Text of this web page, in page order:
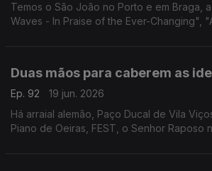
Temos o São João no Porto e em Braga,
Waves - In Praise of the Ever-Changing",
Duas mãos para caberem as
Ep. 92
19 jun. 2026
Há arraial alemão, Paço Ducal de Vila
Piano de Oeiras, FEST, o Senhor Raposo